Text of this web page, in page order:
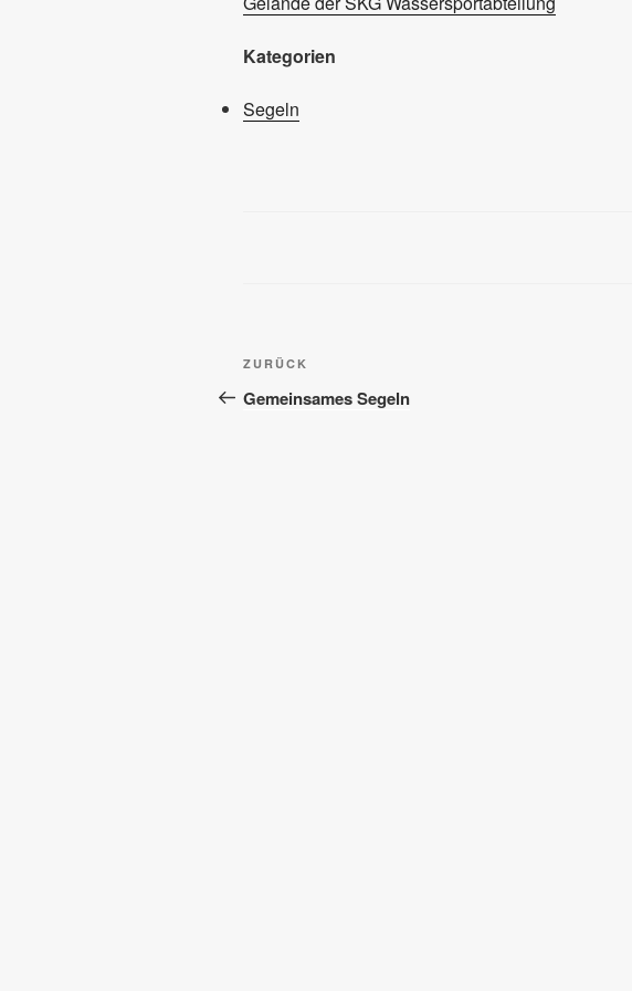
Kategorien
Segeln
Beitragsnavigation
Vorheriger
Beitrag
ZURÜCK
Gemeinsames Segeln